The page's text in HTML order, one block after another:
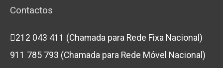
Contactos
212 043 411 (Chamada para Rede Fixa Nacional)
911 785 793 (Chamada para Rede Móvel Nacional)